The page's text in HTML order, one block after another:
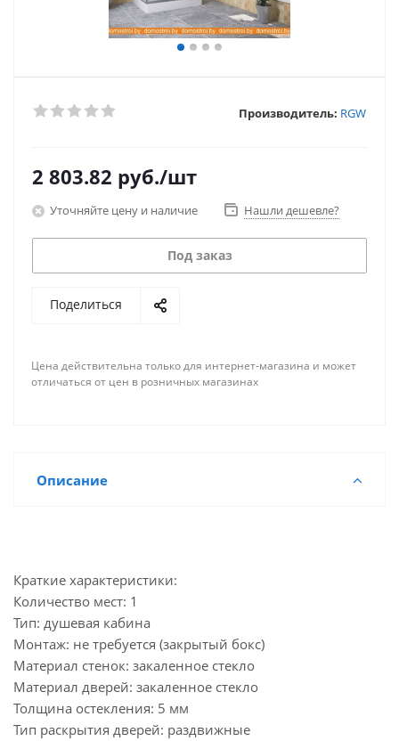
Производитель: RGW
2 803.82 руб./шт
Уточняйте цену и наличие Нашли дешевле?
Под заказ
Поделиться
Цена действительна только для интернет-магазина и может
отличаться от цен в розничных магазинах
Описание
Краткие характеристики:
Количество мест: 1
Тип: душевая кабина
Монтаж: не требуется (закрытый бокс)
Материал стенок: закаленное стекло
Материал дверей: закаленное стекло
Толщина остекления: 5 мм
Тип раскрытия дверей: раздвижные